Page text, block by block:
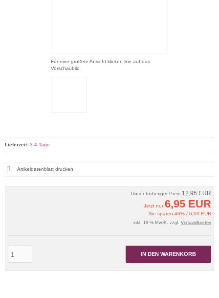
Für eine größere Ansicht klicken Sie auf das
Vorschaubild
Unser bisheriger Preis 12,95 EUR
Jetzt nur6,95 EUR
Sie sparen 46% / 6,00 EUR
inkl. 19 % MwSt. zzgl. Versandkosten
IN DEN WARENKORB
Lieferzeit: 3-4 Tage
Artikeldatenblatt drucken